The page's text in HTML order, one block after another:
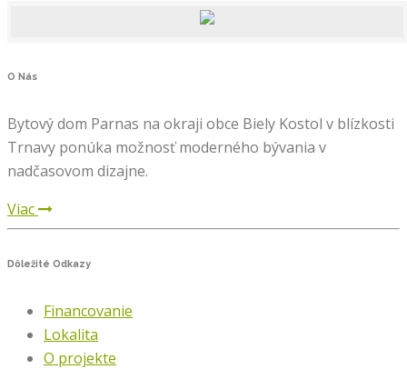
O Nás
Bytový dom Parnas na okraji obce Biely Kostol v blízkosti
Trnavy ponúka možnosť moderného bývania v
nadčasovom dizajne.
Viac
Dôležité Odkazy
Financovanie
Lokalita
O projekte